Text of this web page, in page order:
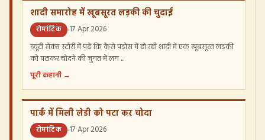
शादी समारोह में खूबसूरत लड़की की चुदाई
रोमांटिक 17 Apr 2026
ब्यूटी सेक्स स्टोरी में पढ़ें कि कैसे पड़ोस में हो रही शादी में एक खूबसूरत लड़की
को पटाकर चोदने की जुगत में लग ...
पूरी कहानी →
पार्क में मिली लेडी को पटा कर चोदा
रोमांटिक 17 Apr 2026